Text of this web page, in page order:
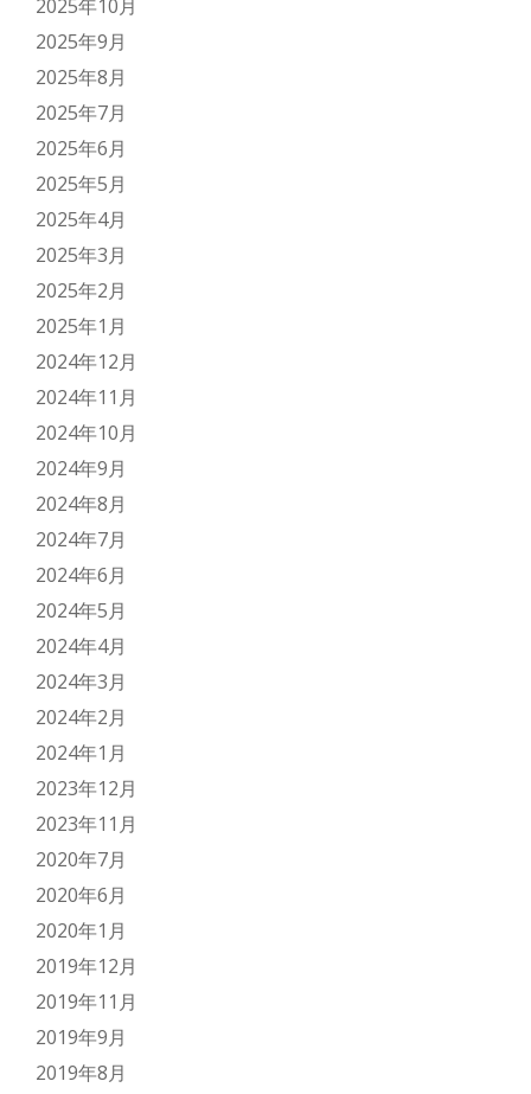
2025年10月
2025年9月
2025年8月
2025年7月
2025年6月
2025年5月
2025年4月
2025年3月
2025年2月
2025年1月
2024年12月
2024年11月
2024年10月
2024年9月
2024年8月
2024年7月
2024年6月
2024年5月
2024年4月
2024年3月
2024年2月
2024年1月
2023年12月
2023年11月
2020年7月
2020年6月
2020年1月
2019年12月
2019年11月
2019年9月
2019年8月